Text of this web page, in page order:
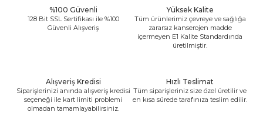
%100 Güvenli
128 Bit SSL Sertifikası ile %100
Güvenli Alışveriş
Yüksek Kalite
Tüm ürünlerimiz çevreye ve sağlığa
zararsız kanserojen madde
içermeyen E1 Kalite Standardında
üretilmiştir.
Alışveriş Kredisi
Siparişlerinizi anında alışveriş kredisi
seçeneği ile kart limiti problemi
olmadan tamamlayabilirsiniz.
Hızlı Teslimat
Tüm siparişleriniz size özel üretilir ve
en kısa sürede tarafınıza teslim edilir.